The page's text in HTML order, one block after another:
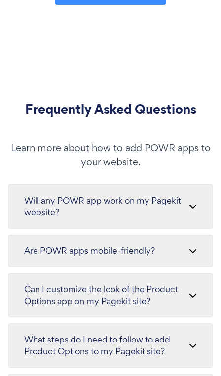
Frequently Asked Questions
Learn more about how to add POWR apps to
your website.
Will any POWR app work on my Pagekit
website?
Are POWR apps mobile-friendly?
Can I customize the look of the Product
Options app on my Pagekit site?
What steps do I need to follow to add
Product Options to my Pagekit site?